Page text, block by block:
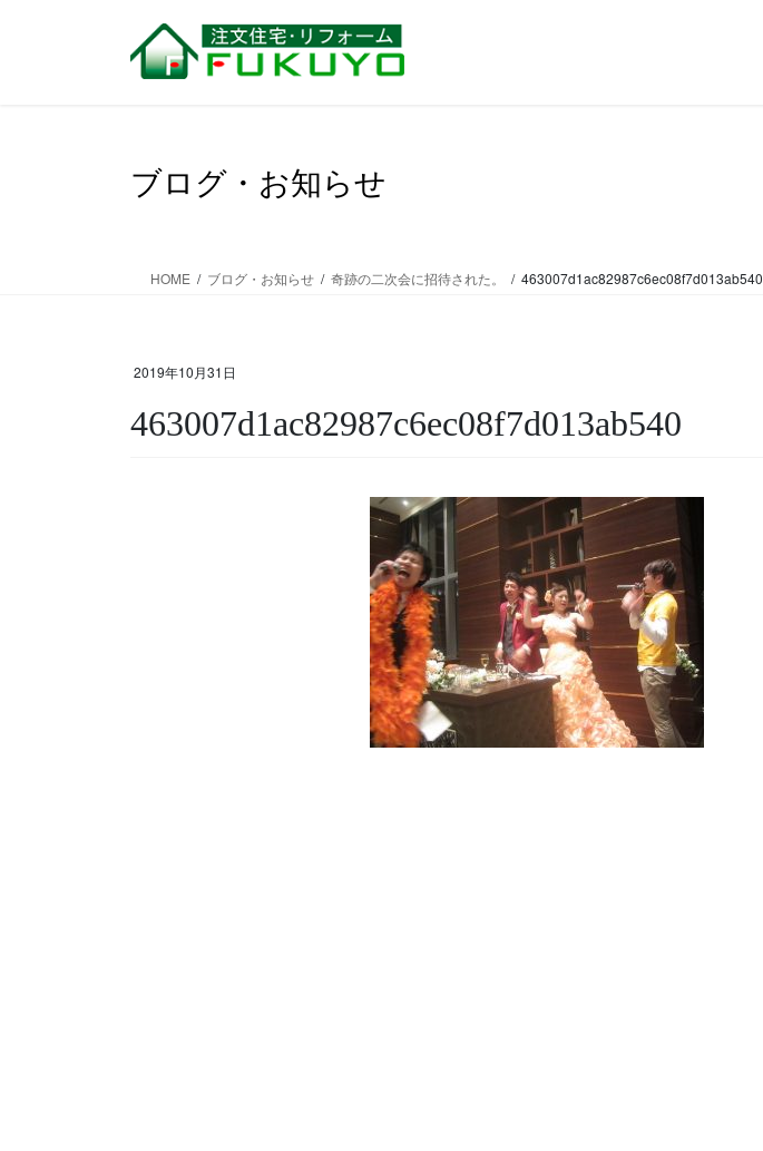
ブログ・お知らせ
HOME ブログ・お知らせ 奇跡の二次会に招待された。 463007d1ac82987c6ec08f7d013ab540
2019年10月31日
463007d1ac82987c6ec08f7d013ab540